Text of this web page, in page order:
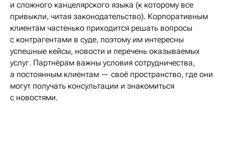
и сложного канцелярского языка (к которому все
привыкли, читая законодательство). Корпоративным
клиентам частенько приходится решать вопросы
с контрагентами в суде, поэтому им интересны
успешные кейсы, новости и перечень оказываемых
услуг. Партнёрам важны условия сотрудничества,
а постоянным клиентам — своё пространство, где они
могут получать консультации и знакомиться
с новостями.